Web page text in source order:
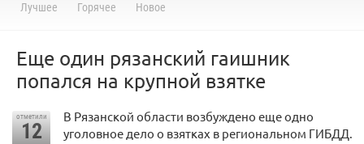
Лучшее Горячее Новое
Еще один рязанский гаишник
попался на крупной взятке
отметили
12
В Рязанской области возбуждено еще одно
уголовное дело о взятках в региональном ГИБДД.